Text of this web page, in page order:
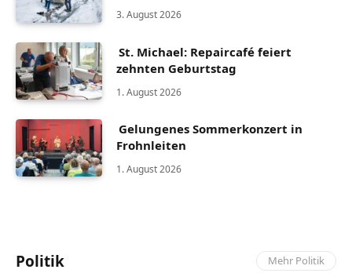
3. August 2026
St. Michael: Repaircafé feiert
zehnten Geburtstag
1. August 2026
Gelungenes Sommerkonzert in
Frohnleiten
1. August 2026
Politik Mehr Politik